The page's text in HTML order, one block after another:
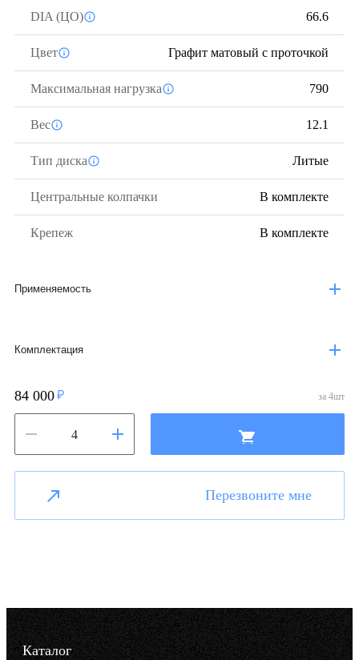
DIA (ЦО) 66.6
Цвет Графит матовый с проточкой
Максимальная нагрузка 790
Вес 12.1
Тип диска Литые
Центральные колпачки В комплекте
Крепеж В комплекте
Применяемость
Комплектация
84 000 за 4шт
Перезвоните мне
Каталог